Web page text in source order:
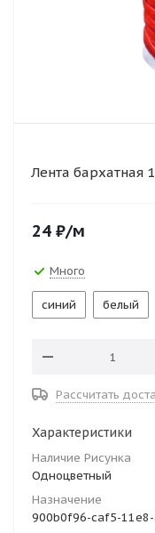
Лента бархатная
24 ₽/м
Много
синий белый
Рассчитать
Характеристики
Наличие Рисунка
Одноцветный
Назначение
900b0f96-caf5-